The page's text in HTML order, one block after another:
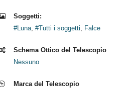
Soggetti:
#Luna, #Tutti i soggetti, Falce
Schema Ottico del Telescopio
Nessuno
Marca del Telescopio